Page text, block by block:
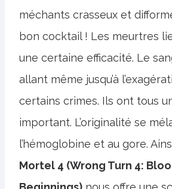
méchants crasseux et
bon cocktail ! Les meurtres
une certaine efficacité. Le
allant même jusqu’à
certains crimes. Ils ont tous
important. L’originalité se
l’hémoglobine et au gore.
Mortel 4 (Wrong Turn 4: